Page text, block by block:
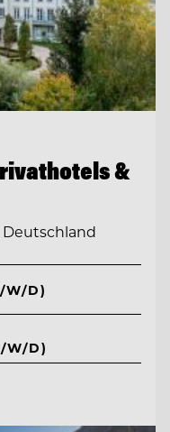
&
Deutschland
W/D)
W/D)